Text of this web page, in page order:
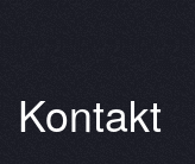
Kontakt